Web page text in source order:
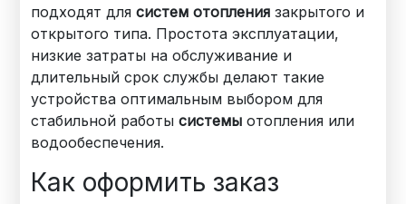
подходят длясистем отопления закрытого и
открытого типа. Простота эксплуатации,
низкие затраты на обслуживание и
длительный срок службы делают такие
устройства оптимальным выбором для
стабильной работысистемы отопления или
водообеспечения.
Как оформить заказ